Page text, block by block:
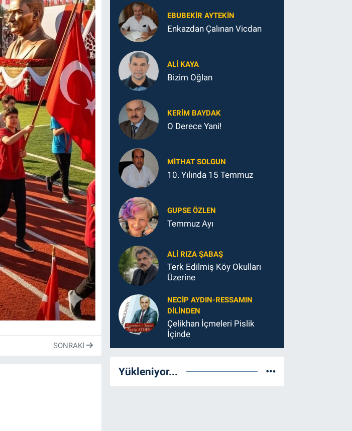
SONRAKI
EBUBEKIR AYTEKIN
Enkazdan Çalınan Vicdan
ALI KAYA
Bizim Oğlan
KERIM BAYDAK
O Derece Yani!
MITHAT SOLGUN
10. Yılında 15 Temmuz
GUPSE ÖZLEN
Temmuz Ayı
ALI RIZA ŞABAŞ
Terk Edilmiş Köy Okulları
Üzerine
NECIP AYDIN-RESSAMIN
DILINDEN
Çelikhan İçmeleri Pislik
İçinde
Yükleniyor...